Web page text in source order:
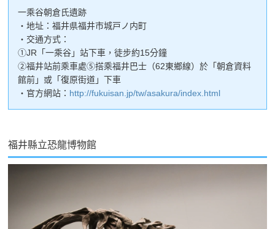
一乘谷朝倉氏遺跡
・地址：福井県福井市城戸ノ内町
・交通方式：
①JR「一乘谷」站下車，徒步約15分鐘
②福井站前乘車處⑤搭乘福井巴士（62東鄉線）於「朝倉資料
館前」或「復原街道」下車
・官方網站： http://fukuisan.jp/tw/asakura/index.html
福井縣立恐龍博物館